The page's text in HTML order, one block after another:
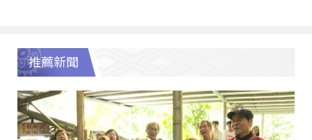
推薦新聞